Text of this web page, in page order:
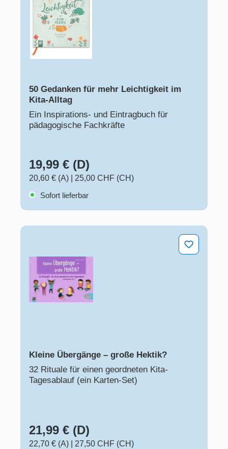
50 Gedanken für mehr Leichtigkeit im
Kita-Alltag
Ein Inspirations- und Eintragbuch für
pädagogische Fachkräfte
19,99 € (D)
20,60 € (A)
25,00 CHF (CH)
Sofort lieferbar
Kleine Übergänge – große Hektik?
32 Rituale für einen geordneten Kita-
Tagesablauf (ein Karten-Set)
21,99 € (D)
22,70 € (A)
27,50 CHF (CH)